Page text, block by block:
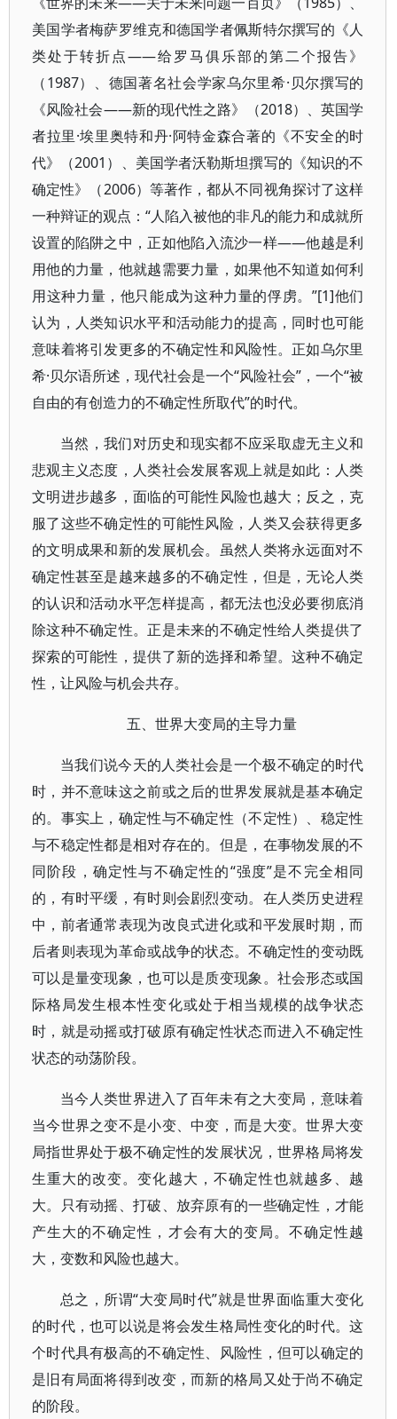
美国学者梅萨罗维克和德国学者佩斯特尔撰写的《人
类处于转折点——给罗马俱乐部的第二个报告》
（1987）、德国著名社会学家乌尔里希·贝尔撰写的
《风险社会——新的现代性之路》（2018）、英国学
者拉里·埃里奥特和丹·阿特金森合著的《不安全的时
代》（2001）、美国学者沃勒斯坦撰写的《知识的不
确定性》（2006）等著作，都从不同视角探讨了这样
一种辩证的观点：“人陷入被他的非凡的能力和成就所
设置的陷阱之中，正如他陷入流沙一样——他越是利
用他的力量，他就越需要力量，如果他不知道如何利
用这种力量，他只能成为这种力量的俘虏。”[1]他们
认为，人类知识水平和活动能力的提高，同时也可能
意味着将引发更多的不确定性和风险性。正如乌尔里
希·贝尔语所述，现代社会是一个“风险社会”，一个“被
自由的有创造力的不确定性所取代”的时代。
当然，我们对历史和现实都不应采取虚无主义和
悲观主义态度，人类社会发展客观上就是如此：人类
文明进步越多，面临的可能性风险也越大；反之，克
服了这些不确定性的可能性风险，人类又会获得更多
的文明成果和新的发展机会。虽然人类将永远面对不
确定性甚至是越来越多的不确定性，但是，无论人类
的认识和活动水平怎样提高，都无法也没必要彻底消
除这种不确定性。正是未来的不确定性给人类提供了
探索的可能性，提供了新的选择和希望。这种不确定
性，让风险与机会共存。
五、世界大变局的主导力量
当我们说今天的人类社会是一个极不确定的时代
时，并不意味这之前或之后的世界发展就是基本确定
的。事实上，确定性与不确定性（不定性）、稳定性
与不稳定性都是相对存在的。但是，在事物发展的不
同阶段，确定性与不确定性的“强度”是不完全相同
的，有时平缓，有时则会剧烈变动。在人类历史进程
中，前者通常表现为改良式进化或和平发展时期，而
后者则表现为革命或战争的状态。不确定性的变动既
可以是量变现象，也可以是质变现象。社会形态或国
际格局发生根本性变化或处于相当规模的战争状态
时，就是动摇或打破原有确定性状态而进入不确定性
状态的动荡阶段。
当今人类世界进入了百年未有之大变局，意味着
当今世界之变不是小变、中变，而是大变。世界大变
局指世界处于极不确定性的发展状况，世界格局将发
生重大的改变。变化越大，不确定性也就越多、越
大。只有动摇、打破、放弃原有的一些确定性，才能
产生大的不确定性，才会有大的变局。不确定性越
大，变数和风险也越大。
总之，所谓“大变局时代”就是世界面临重大变化
的时代，也可以说是将会发生格局性变化的时代。这
个时代具有极高的不确定性、风险性，但可以确定的
是旧有局面将得到改变，而新的格局又处于尚不确定
的阶段。